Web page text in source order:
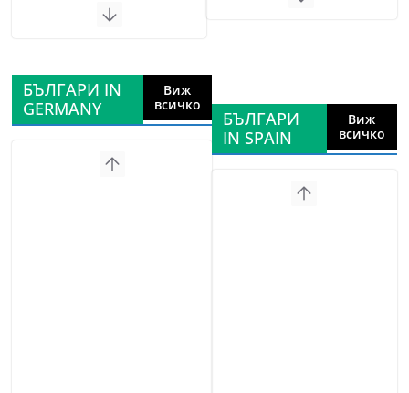
БЪЛГАРИ IN
GERMANY
Виж
всичко
БЪЛГАРИ
IN SPAIN
Виж
всичко